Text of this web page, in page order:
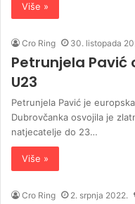
Više »
Cro Ring 30. listopada
Petrunjela Pavić
U23
Petrunjela Pavić je
Dubrovčanka osvojila je
natjecatelje do 23…
Više »
Cro Ring 2. srpnja 2022.